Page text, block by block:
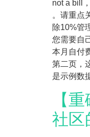
not a bill
。请重点
除10%管
您需要自
本月自付
第二页，
是示例数
【
社区